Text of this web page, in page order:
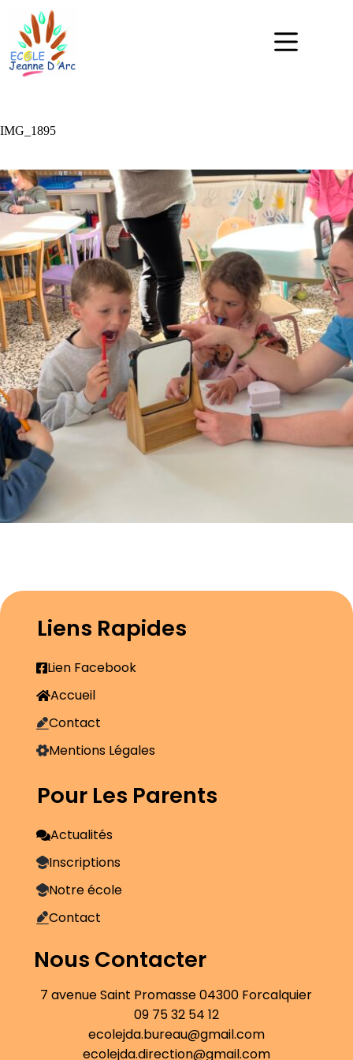
IMG_1895
Liens Rapides
Lien Facebook
Accueil
Contact
Mentions Légales
Pour Les Parents
Actualités
Inscriptions
Notre école
Contact
Nous Contacter
7 avenue Saint Promasse 04300 Forcalquier
09 75 32 54 12
ecolejda.bureau@gmail.com
ecolejda.direction@gmail.com